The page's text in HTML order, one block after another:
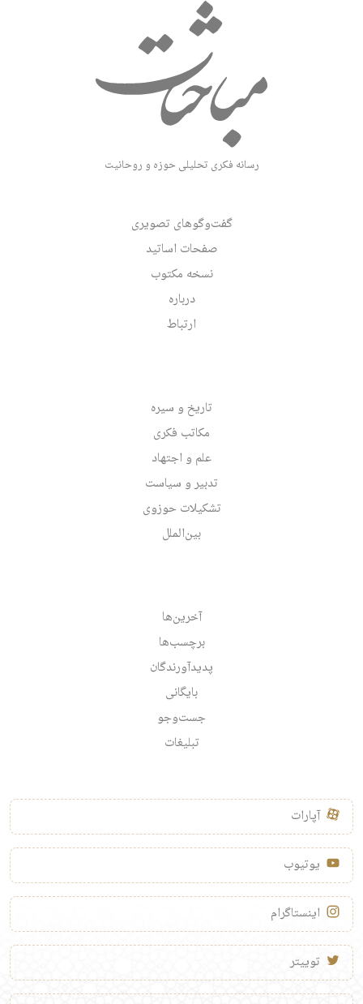
رسانه فکری تحلیلی حوزه و روحانیت
گفت‌وگوهای تصویری
صفحات اساتید
نسخه مکتوب
درباره
ارتباط
تاریخ و سیره
مکاتب فکری
علم و اجتهاد
تدبیر و سیاست
تشکیلات حوزوی
بین‌الملل
آخرین‌ها
برچسب‌ها
پدیدآورندگان
بایگانی
جست‌وجو
تبلیغات
آپارات
یوتیوب
اینستاگرام
توییتر